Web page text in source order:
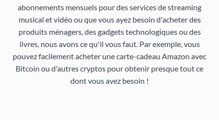
abonnements mensuels pour des services de streaming
musical et vidéo ou que vous ayez besoin d'acheter des
produits ménagers, des gadgets technologiques ou des
livres, nous avons ce qu'il vous faut. Par exemple, vous
pouvez facilement acheter une carte-cadeau Amazon avec
Bitcoin ou d'autres cryptos pour obtenir presque tout ce
dont vous avez besoin !